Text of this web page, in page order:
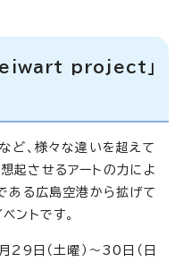
Heiwart project」
ど、様々な違いを超えて
起させるアートの力によ
ある広島空港から拡げて
ントです。
29日（土曜）～30日（日